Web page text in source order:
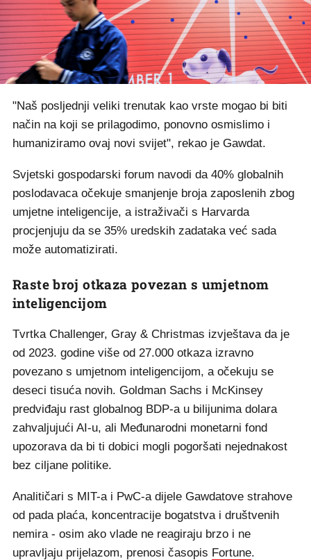
"Naš posljednji veliki trenutak kao vrste mogao bi biti
način na koji se prilagodimo, ponovno osmislimo i
humaniziramo ovaj novi svijet", rekao je Gawdat.
Svjetski gospodarski forum navodi da 40% globalnih
poslodavaca očekuje smanjenje broja zaposlenih zbog
umjetne inteligencije, a istraživači s Harvarda
procjenjuju da se 35% uredskih zadataka već sada
može automatizirati.
Raste broj otkaza povezan s umjetnom
inteligencijom
Tvrtka Challenger, Gray & Christmas izvještava da je
od 2023. godine više od 27.000 otkaza izravno
povezano s umjetnom inteligencijom, a očekuju se
deseci tisuća novih. Goldman Sachs i McKinsey
predviđaju rast globalnog BDP-a u bilijunima dolara
zahvaljujući AI-u, ali Međunarodni monetarni fond
upozorava da bi ti dobici mogli pogoršati nejednakost
bez ciljane politike.
Analitičari s MIT-a i PwC-a dijele Gawdatove strahove
od pada plaća, koncentracije bogatstva i društvenih
nemira - osim ako vlade ne reagiraju brzo i ne
upravljaju prijelazom, prenosi časopis Fortune.